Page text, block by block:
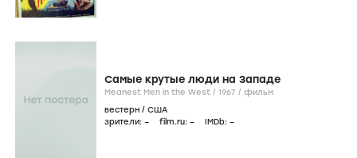
Самые крутые люди на Западе
Meanest Men in the West / 1967 / фильм
вестерн / США
зрители: – film.ru: – IMDb: –